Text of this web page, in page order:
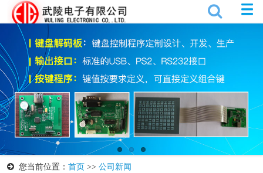
您当前位置： 首页 >> 公司新闻